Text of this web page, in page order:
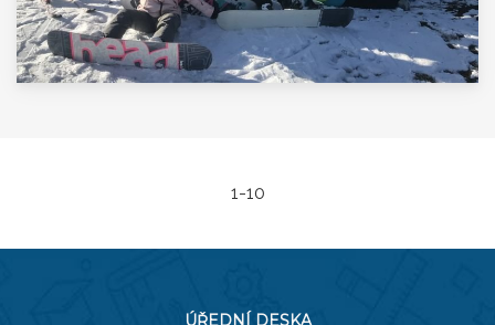
1-10
ÚŘEDNÍ DESKA